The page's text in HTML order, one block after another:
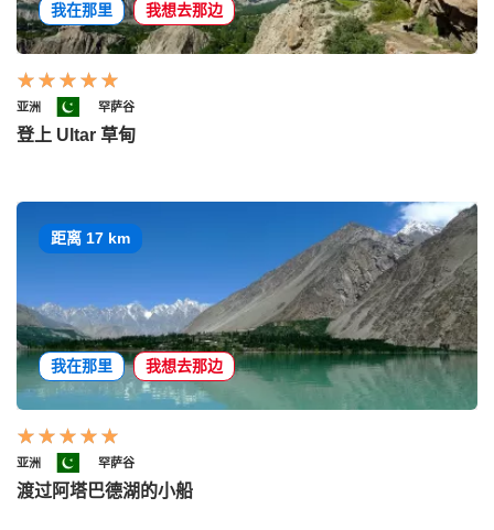
我在那里 我想去那边
亚洲 罕萨谷
登上 Ultar 草甸
距离 17 km
我在那里 我想去那边
亚洲 罕萨谷
渡过阿塔巴德湖的小船